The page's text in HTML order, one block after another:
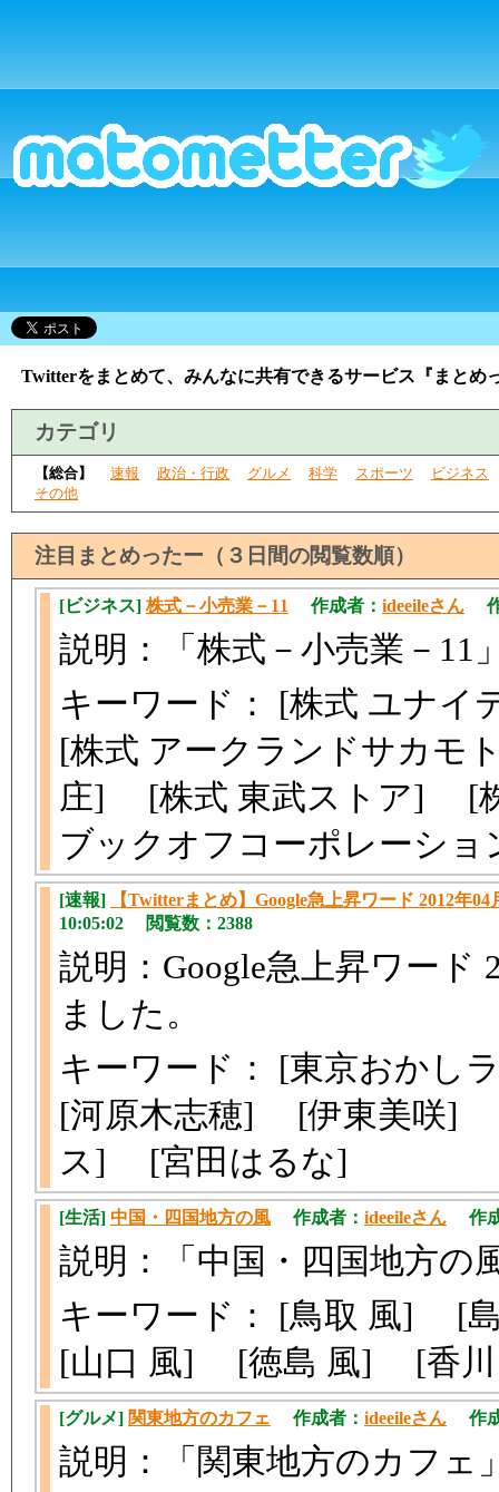
Twitterをまとめて、みんなに共有できるサービス『まと
カテゴリ
【総合】 速報 政治・行政 グルメ 科学 スポーツ
ビジネス
その他
注目まとめったー（３日間の閲覧数順）
[ビジネス] 株式－小売業－11 作成者： ideeileさん 作
説明：「株式－小売業－11
キーワード： [株式 ユナ
[株式 アークランドサカ
庄] [株式 東武ストア] [
ブックオフコーポレーシ
[速報]
【Twitterまとめ】Google急上昇ワード 2012年04
10:05:02 閲覧数：2388
説明：Google急上昇ワード
ました。
キーワード： [東京おか
[河原木志穂] [伊東美咲
ス] [宮田はるな]
[生活] 中国・四国地方の風 作成者： ideeileさん 作成
説明：「中国・四国地方の
キーワード： [鳥取 風]
[山口 風] [徳島 風] [香
[グルメ] 関東地方のカフェ 作成者： ideeileさん 作成
説明：「関東地方のカフェ